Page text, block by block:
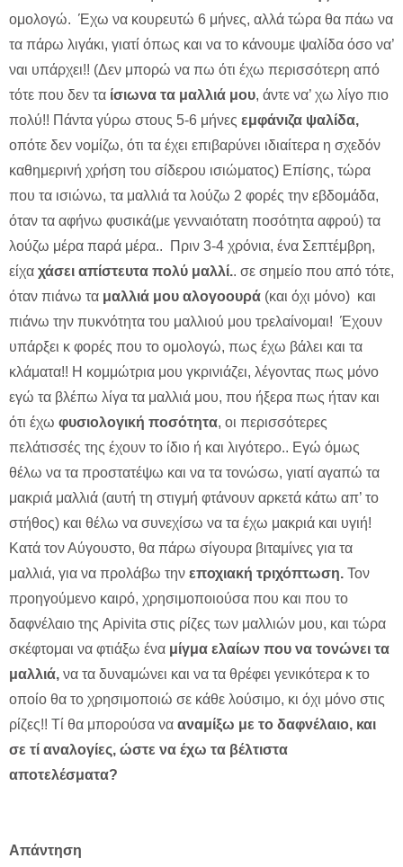
ομολογώ. Έχω να κουρευτώ 6 μήνες, αλλά τώρα θα πάω να
τα πάρω λιγάκι, γιατί όπως και να το κάνουμε ψαλίδα όσο να’
ναι υπάρχει!! (Δεν μπορώ να πω ότι έχω περισσότερη από
τότε που δεν τα ίσιωνα τα μαλλιά μου, άντε να’ χω λίγο πιο
πολύ!! Πάντα γύρω στους 5-6 μήνες εμφάνιζα ψαλίδα,
οπότε δεν νομίζω, ότι τα έχει επιβαρύνει ιδιαίτερα η σχεδόν
καθημερινή χρήση του σίδερου ισιώματος) Επίσης, τώρα
που τα ισιώνω, τα μαλλιά τα λούζω 2 φορές την εβδομάδα,
όταν τα αφήνω φυσικά(με γενναιότατη ποσότητα αφρού) τα
λούζω μέρα παρά μέρα.. Πριν 3-4 χρόνια, ένα Σεπτέμβρη,
είχα χάσει απίστευτα πολύ μαλλί.. σε σημείο που από τότε,
όταν πιάνω τα μαλλιά μου αλογοουρά (και όχι μόνο) και
πιάνω την πυκνότητα του μαλλιού μου τρελαίνομαι! Έχουν
υπάρξει κ φορές που το ομολογώ, πως έχω βάλει και τα
κλάματα!! Η κομμώτρια μου γκρινιάζει, λέγοντας πως μόνο
εγώ τα βλέπω λίγα τα μαλλιά μου, που ήξερα πως ήταν και
ότι έχω φυσιολογική ποσότητα, οι περισσότερες
πελάτισσές της έχουν το ίδιο ή και λιγότερο.. Εγώ όμως
θέλω να τα προστατέψω και να τα τονώσω, γιατί αγαπώ τα
μακριά μαλλιά (αυτή τη στιγμή φτάνουν αρκετά κάτω απ’ το
στήθος) και θέλω να συνεχίσω να τα έχω μακριά και υγιή!
Κατά τον Αύγουστο, θα πάρω σίγουρα βιταμίνες για τα
μαλλιά, για να προλάβω την εποχιακή τριχόπτωση. Τον
προηγούμενο καιρό, χρησιμοποιούσα που και που το
δαφνέλαιο της Apivita στις ρίζες των μαλλιών μου, και τώρα
σκέφτομαι να φτιάξω ένα μίγμα ελαίων που να τονώνει τα
μαλλιά, να τα δυναμώνει και να τα θρέφει γενικότερα κ το
οποίο θα το χρησιμοποιώ σε κάθε λούσιμο, κι όχι μόνο στις
ρίζες!! Τί θα μπορούσα να αναμίξω με το δαφνέλαιο, και
σε τί αναλογίες, ώστε να έχω τα βέλτιστα
αποτελέσματα?
Απάντηση